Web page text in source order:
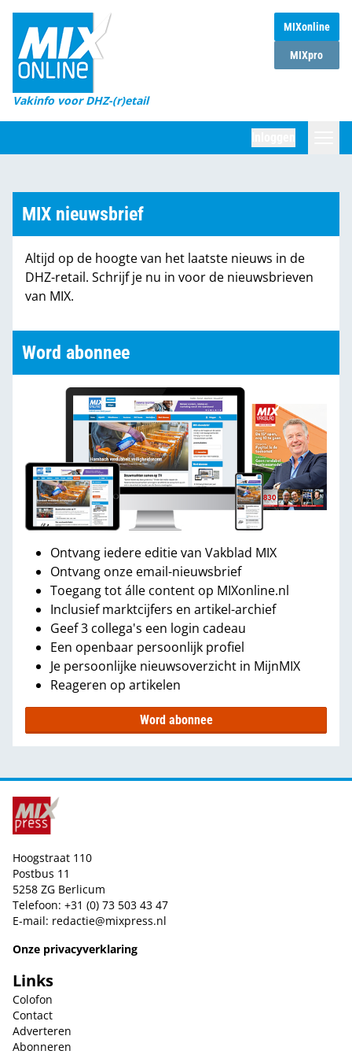
MIXonline
MIXpro
Vakinfo voor DHZ-(r)etail
Home
Magazines
DHZ Sessie
Marktcijfers
Partners
MIX nieuwsbrief
Altijd op de hoogte van het laatste nieuws in de
DHZ-retail. Schrijf je nu in voor de nieuwsbrieven
van MIX.
Word abonnee
Ontvang iedere editie van Vakblad MIX
Ontvang onze email-nieuwsbrief
Toegang tot álle content op MIXonline.nl
Inclusief marktcijfers en artikel-archief
Geef 3 collega's een login cadeau
Een openbaar persoonlijk profiel
Je persoonlijke nieuwsoverzicht in MijnMIX
Reageren op artikelen
Word abonnee
Hoogstraat 110
Postbus 11
5258 ZG Berlicum
Telefoon: +31 (0) 73 503 43 47
E-mail: redactie@mixpress.nl
Onze privacyverklaring
Links
Colofon
Contact
Adverteren
Abonneren